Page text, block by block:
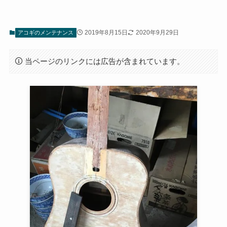
アコギのメンテナンス 2019年8月15日 2020年9月29日
当ページのリンクには広告が含まれています。